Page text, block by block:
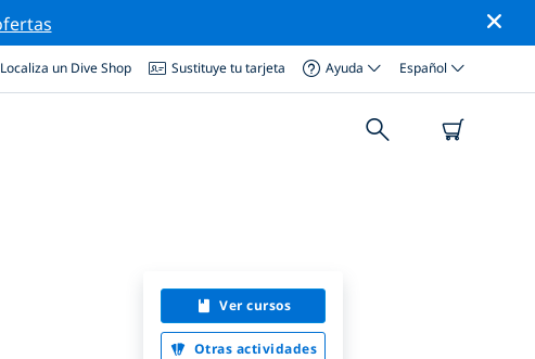
Localiza un Dive Shop Sustituye tu tarjeta Ayuda Español
Ver cursos
Otras actividades